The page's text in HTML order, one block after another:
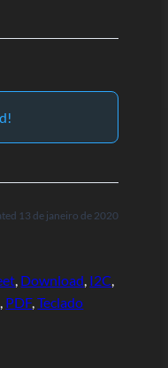
13 de janeiro de 2020
, Download, I2C
, PDF, Teclado